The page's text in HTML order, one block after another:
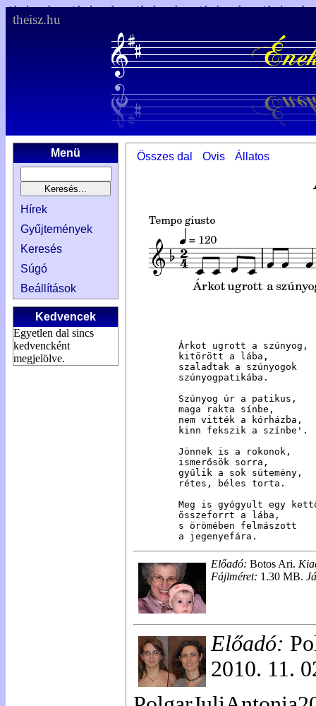
theisz.hu
Menü
Hírek
Gyűjtemények
Keresés
Súgó
Beállítások
Kedvencek
Egyetlen dal sincs
kedvencként
megjelölve.
Összes dal Ovis Állatos
Árkot ugrott a szúnyog,
kitörött a lába,
szaladtak a szúnyogok
szúnyogpatikába.
Szúnyog úr a patikus,
maga rakta sínbe,
nem vitték a kórházba,
kinn fekszik a színbe'.
Jönnek is a rokonok,
ismerősök sorra,
gyűlik a sok sütemény,
rétes, béles torta.
Meg is gyógyult egy
összeforrt a lába,
s örömében felmászott
a jegenyefára.
Előadó: Botos Ari.
Fájlméret: 1.30 MB.
Előadó:
2010. 11.